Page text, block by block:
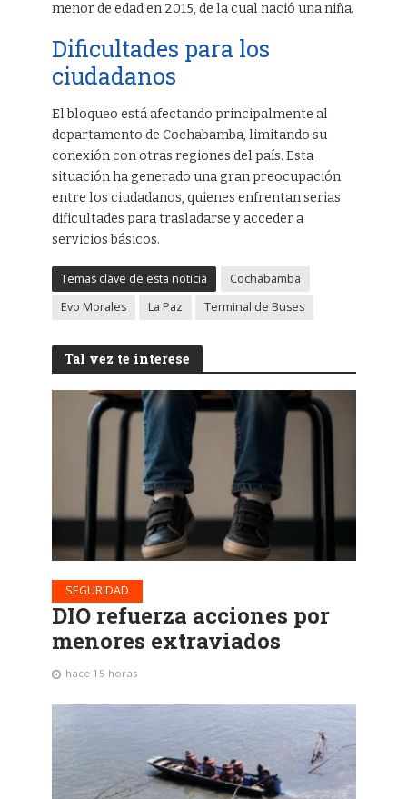
menor de edad en 2015, de la cual nació una niña.
Dificultades para los
ciudadanos
El bloqueo está afectando principalmente al
departamento de Cochabamba, limitando su
conexión con otras regiones del país. Esta
situación ha generado una gran preocupación
entre los ciudadanos, quienes enfrentan serias
dificultades para trasladarse y acceder a
servicios básicos.
Temas clave de esta noticia
Cochabamba
Evo Morales
La Paz Terminal de Buses
Tal vez te interese
SEGURIDAD
DIO refuerza acciones por
menores extraviados
hace 15 horas